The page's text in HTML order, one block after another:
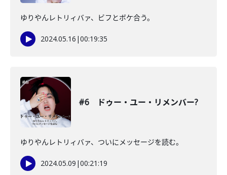
ゆりやんレトリィバァ、ビフとボケ合う。
2024.05.16 |00:19:35
#6 ドゥー・ユー・リメンバー?
ゆりやんレトリィバァ、ついにメッセージを読む。
2024.05.09 |00:21:19